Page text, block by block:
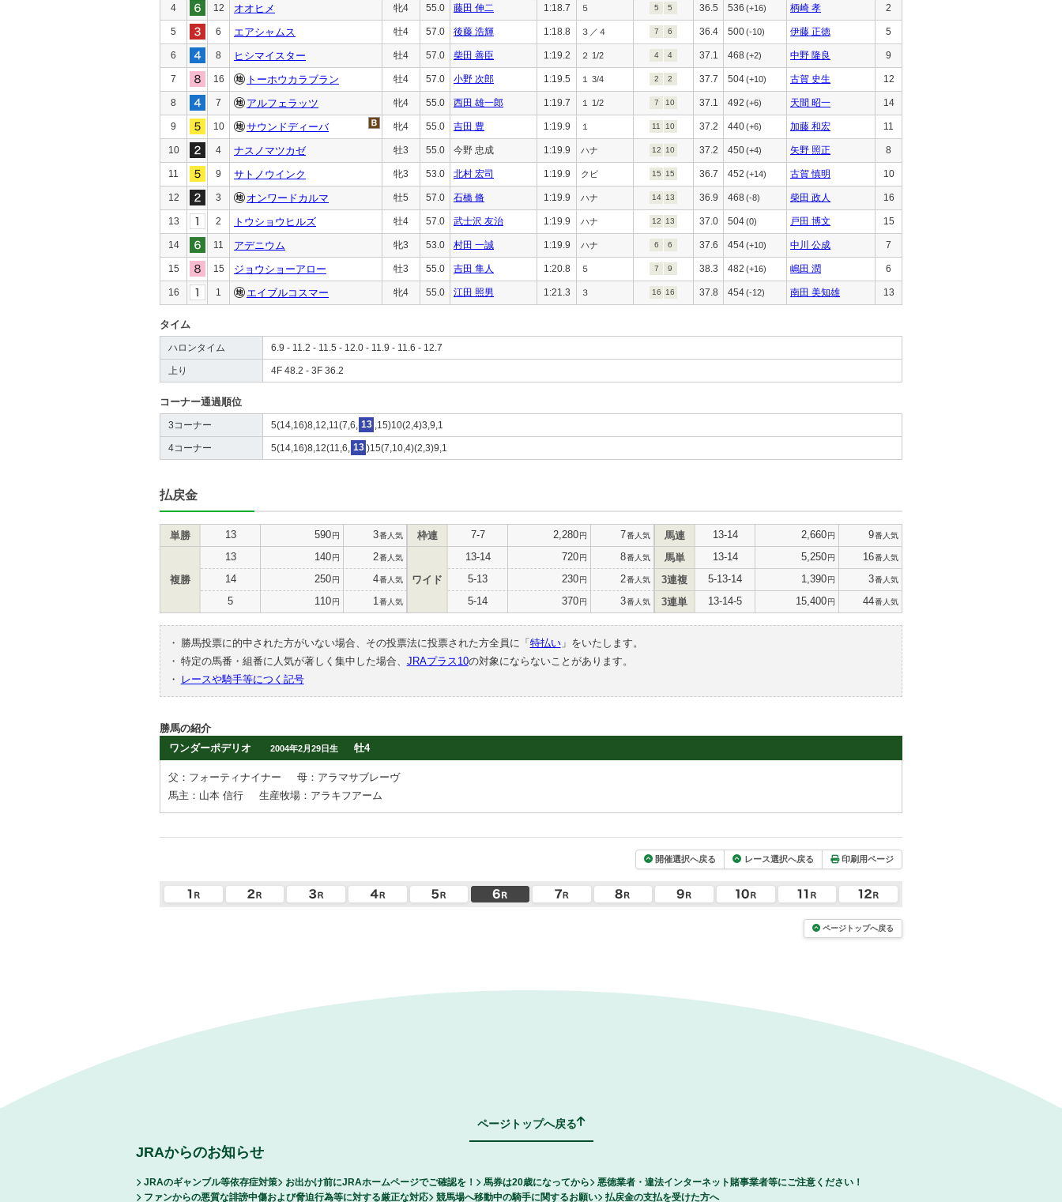
4 12 オオヒメ 牝4 55.0 藤田 伸二 1:18.7 ５ 5 5 36.5 536 (+16) 柄崎 孝 2
5 6 エアシャムス 牡4 57.0 後藤 浩輝 1:18.8 ３／４ 7 6 36.4 500(-10) 伊藤 正徳 5
6 8 ヒシマイスター 牡4 57.0 柴田 善臣 1:19.2 ２ 1/2 4 4 37.1 468 (+2) 中野 隆良 9
7 16 トーホウカラブラン 牡4 57.0 小野 次郎 1:19.5 １ 3/4 2 2 37.7 504(+10) 古賀 史生 12
8 7 アルフェラッツ 牝4 55.0 西田 雄一郎 1:19.7 １ 1/2 7 10 37.1 492 (+6) 天間 昭一 14
9 10 サウンドディーバ 牝4 55.0 吉田 豊 1:19.9 １ 11 10 37.2 440(+6) 加藤 和宏 11
10 4 ナスノマツカゼ 牡3 55.0 今野 忠成 1:19.9 ハナ 12 10 37.2 450(+4) 矢野 照正 8
11 9 サトノウインク 牝3 53.0 北村 宏司 1:19.9 クビ 15 15 36.7 452 (+14) 古賀 慎明 10
12 3 オンワードカルマ 牡5 57.0 石橋 脩 1:19.9 ハナ 14 13 36.9 468 (-8) 柴田 政人 16
13 2 トウショウヒルズ 牡4 57.0 武士沢 友治 1:19.9 ハナ 12 13 37.0 504(0) 戸田 博文 15
14 11 アデニウム 牝3 53.0 村田 一誠 1:19.9 ハナ 6 6 37.6 454(+10) 中川 公成 7
15 15 ジョウショーアロー 牡3 55.0 吉田 隼人 1:20.8 ５ 7 9 38.3 482 (+16) 嶋田 潤 6
16 1 エイブルコスマー 牝4 55.0 江田 照男 1:21.3 ３ 16 16 37.8 454(-12) 南田 美知雄 13
タイム
ハロンタイム 6.9 - 11.2 - 11.5 - 12.0 - 11.9 - 11.6 - 12.7
上り 4F 48.2 - 3F 36.2
コーナー通過順位
3コーナー 5(14,16)8,12,11(7,6, 13 ,15)10(2,4)3,9,1
4コーナー 5(14,16)8,12(11,6, 13 )15(7,10,4)(2,3)9,1
払戻金
単勝 13 590円 3番人気
複勝
13 140円 2番人気
14 250円 4番人気
5 110円 1 番人気
枠連 7-7 2,280円 7番人気
ワイド
13-14 720円 8番人気
5-13 230円 2番人気
5-14 370円 3番人気
馬連 13-14 2,660円 9番人気
馬単 13-14 5,250円 16番人気
3連複 5-13-14 1,390円 3番人気
3連単 13-14-5 15,400円 44番人気
・ 勝馬投票に的中された方がいない場合、その投票法に投票された方全員に「 特払い」をいたします。
・ 特定の馬番・組番に人気が著しく集中した場合、 JRAプラス10の対象にならないことがあります。
・
レースや騎手等につく記号
勝馬の紹介
ワンダーポデリオ
2004年2月29日生 牡4
父：フォーティナイナー
母：アラマサブレーヴ
馬主：山本 信行
生産牧場：アラキフアーム
開催選択へ戻る レース選択へ戻る 印刷用ページ
ページトップへ戻る
ページトップへ戻る
JRAからのお知らせ
JRAのギャンブル等依存症対策 お出かけ前にJRAホームページでご確認を！ 馬券は20歳になってから
悪徳業者・違法インターネット賭事業者等にご注意ください！
ファンからの悪質な誹謗中傷および脅迫行為等に対する厳正な対応
競馬場へ移動中の騎手に関するお願い 払戻金の支払を受けた方へ